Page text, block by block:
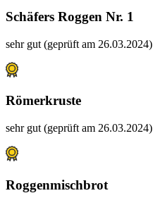
Schäfers Roggen Nr. 1
sehr gut (geprüft am 26.03.2024)
Römerkruste
sehr gut (geprüft am 26.03.2024)
Roggenmischbrot